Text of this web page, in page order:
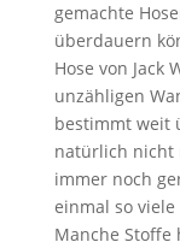
gemachte
überdauern
Hose von Jack
unzähligen
bestimmt weit
natürlich nicht
immer noch
einmal so
Manche Stoffe